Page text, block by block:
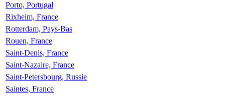
Porto, Portugal
Rixheim, France
Rotterdam, Pays-Bas
Rouen, France
Saint-Denis, France
Saint-Nazaire, France
Saint-Petersbourg, Russie
Saintes, France